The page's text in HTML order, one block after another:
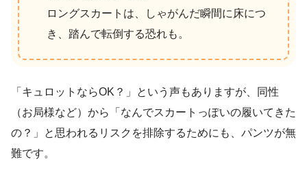
ロングスカートは、しゃがんだ瞬間に床につ
き、踏んで転倒する恐れも。
「キュロットならOK？」という声もありますが、同性
（お局様など）から「なんでスカートっぽいの履いてきた
の？」と思われるリスクを排除するためにも、パンツが無
難です。